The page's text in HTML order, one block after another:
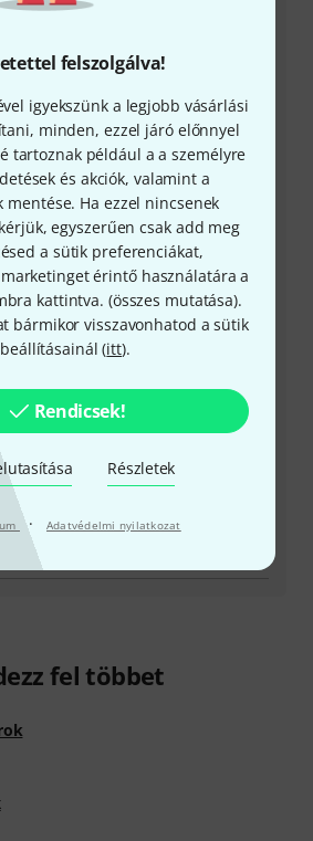
felszolgálva!
igyekszünk a legjobb vásárlási
minden, ezzel járó előnnyel
tartoznak például a a személyre
és akciók, valamint a
mentése. Ha ezzel nincsenek
egyszerűen csak add meg
a sütik preferenciákat,
érintő használatára a
kattintva. (összes mutatása).
bármikor visszavonhatod a sütik
beállításainál (itt).
Rendicsek!
Részletek
· Adatvédelmi nyilatkozat
+49-9546-9223-531
minden kérdés és észrevétel esetén
(CEST - Közép-európai
fel többet